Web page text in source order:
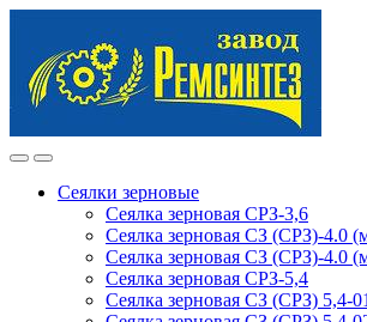
navigation
content
Сеялки зерновые
Сеялка зерновая СРЗ-3,6
Сеялка зерновая СЗ (СРЗ)-4.0
Сеялка зерновая СЗ (СРЗ)-4.0
Сеялка зерновая СРЗ-5,4
Сеялка зерновая СЗ (СРЗ) 5,4-01